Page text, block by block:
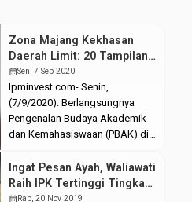
Zona Majang Kekhasan
Daerah Limit: 20 Tampilan
Parade Budaya Saja
calendar_monthSen, 7 Sep 2020
lpminvest.com- Senin,
(7/9/2020). Berlangsungnya
Pengenalan Budaya Akademik
dan Kemahasiswaan (PBAK) di
menyurutkan antusias orda
tampilkan budaya lokal.
Kegiatan tersebut usai
Ingat Pesan Ayah, Waliawati
Raih IPK Tertinggi Tingkat
Universitas
calendar_monthRab, 20 Nov 2019